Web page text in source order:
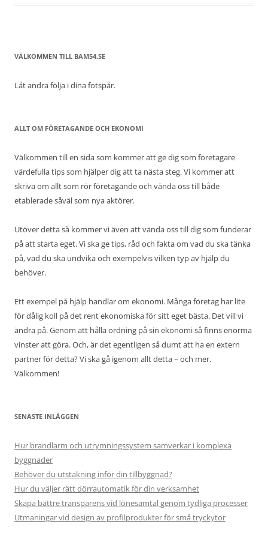
VÄLKOMMEN TILL BAM54.SE
Låt andra följa i dina fotspår.
ALLT OM FÖRETAGANDE OCH EKONOMI
Välkommen till en sida som kommer att ge dig som företagare
värdefulla tips som hjälper dig att ta nästa steg. Vi kommer att
skriva om allt som rör företagande och vända oss till både
etablerade såväl som nya aktörer.
Utöver detta så kommer vi även att vända oss till dig som funderar
på att starta eget. Vi ska ge tips, råd och fakta om vad du ska tänka
på, vad du ska undvika och exempelvis vilken typ av hjälp du
behöver.
Ett exempel på hjälp handlar om ekonomi. Många företag har lite
för dålig koll på det rent ekonomiska för sitt eget bästa. Det vill vi
ändra på. Genom att hålla ordning på sin ekonomi så finns enorma
vinster att göra. Och, är det egentligen så dumt att ha en extern
partner för detta? Vi ska gå igenom allt detta – och mer.
Välkommen!
SENASTE INLÄGGEN
Hur brandlarm och utrymningssystem samverkar i komplexa
byggnader
Behöver du utstakning inför din tillbyggnad?
Hur du väljer rätt dörrautomatik för din verksamhet
Skapa bättre transparens vid lönesamtal genom tydliga processer
Utmaningar vid design av profilprodukter för små tryckytor